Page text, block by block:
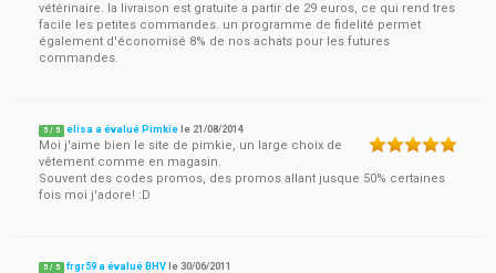
vétérinaire. la livraison est gratuite a partir de 29 euros, ce qui rend tres
facile les petites commandes. un programme de fidelité permet
également d'économisé 8% de nos achats pour les futures
commandes.
5 / 5 elisa a évalué Pimkie le 21/08/2014
Moi j'aime bien le site de pimkie, un large choix de
vêtement comme en magasin.
Souvent des codes promos, des promos allant jusque 50% certaines
fois moi j'adore! :D
5 / 5 frgr59 a évalué BHV le30/06/2011